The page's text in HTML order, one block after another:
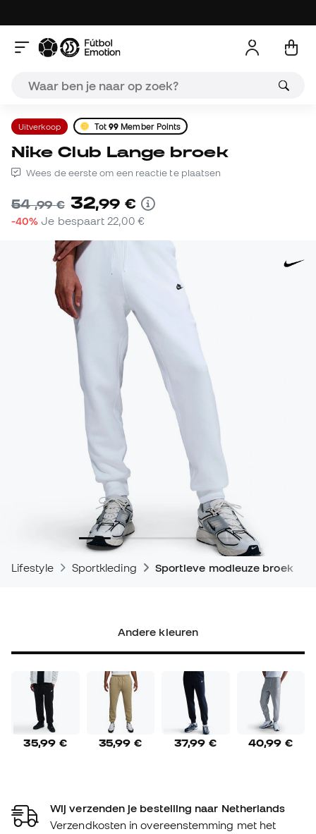
Uitverkoop Tot99 Member Points
Nike Club Lange broek
Wees de eerste om een reactie te plaatsen
54,99 € 32,99 €
-40% Je bespaart 22,00 €
Lifestyle Sportkleding Sportieve modieuze broeken
Andere kleuren
35,99 € 35,99 € 37,99 € 40,99 €
Wij verzenden je bestelling naar Netherlands
Verzendkosten in overeenstemming met het